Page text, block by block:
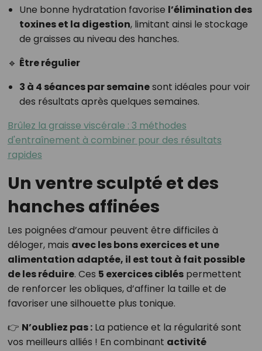
Une bonne hydratation favorise l’élimination des
toxines et la digestion, limitant ainsi le stockage
de graisses au niveau des hanches.
🔹 Être régulier
3 à 4 séances par semainesont idéales pour voir
des résultats après quelques semaines.
Brûlez la graisse viscérale : 3 méthodes
d'entraînement à combiner pour des résultats
rapides
Un ventre sculpté et des
hanches affinées
Les poignées d’amour peuvent être difficiles à
déloger, mais avec les bons exercices et une
alimentation adaptée, il est tout à fait possible
de les réduire. Ces 5 exercices cibléspermettent
de renforcer les obliques, d’affiner la taille et de
favoriser une silhouette plus tonique.
👉 N’oubliez pas :La patience et la régularité sont
vos meilleurs alliés ! En combinant activité